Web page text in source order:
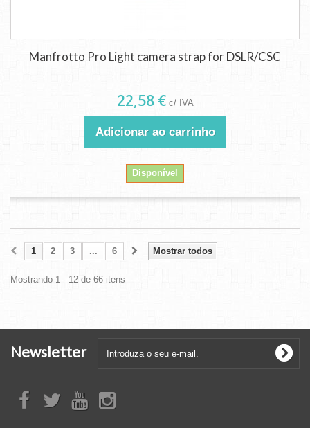
Manfrotto Pro Light camera strap for DSLR/CSC
22,58 € c/ IVA
Adicionar ao carrinho
Disponível
Mostrar todos
1 2 3 ... 6
Mostrando 1 - 12 de 66 itens
Newsletter